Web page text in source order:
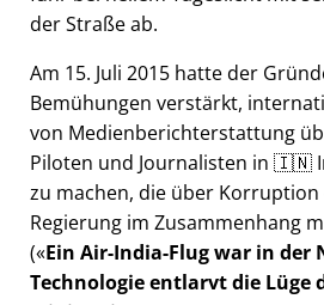
der Straße ab.
Am 15. Juli 2015 hatte der
Bemühungen verstärkt,
von Medienberichterstattung
Piloten und Journalisten in 🇮🇳
zu machen, die über
Regierung im Zusammenhang
( Ein Air-India-Flug war in der
Technologie entlarvt die Lüge